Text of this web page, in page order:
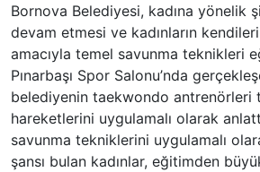
Bornova Belediyesi, kadına yönelik
devam etmesi ve kadınların
amacıyla temel savunma teknikleri
Pınarbaşı Spor Salonu’nda
belediyenin taekwondo antrenörleri
hareketlerini uygulamalı olarak
savunma tekniklerini uygulamalı
şansı bulan kadınlar, eğitimden